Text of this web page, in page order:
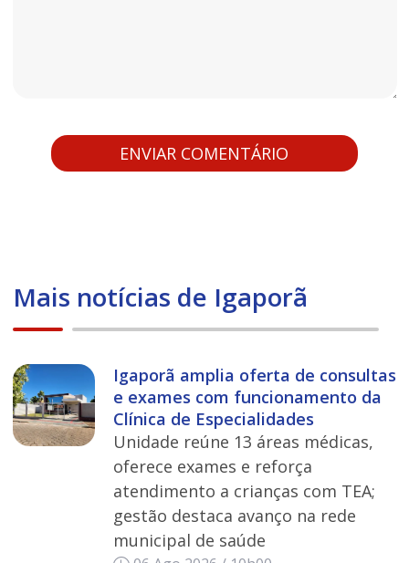
Mais notícias de Igaporã
Igaporã amplia oferta de consultas
e exames com funcionamento da
Clínica de Especialidades
Unidade reúne 13 áreas médicas,
oferece exames e reforça
atendimento a crianças com TEA;
gestão destaca avanço na rede
municipal de saúde